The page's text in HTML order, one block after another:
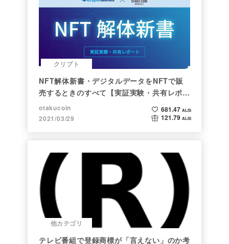
クリプト
NFT解体新書・デジタルデータをNFTで販
売するときのすべて【実証実験・共有レポー
ト】
otakucoin
2021/03/29
681.47 ALIS
121.79 ALIS
他カテゴリ
テレビ番組で登録商標が「言えない」のか考